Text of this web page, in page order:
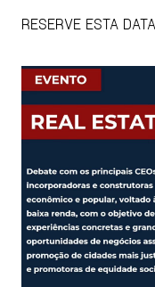
RESERVE ESTA